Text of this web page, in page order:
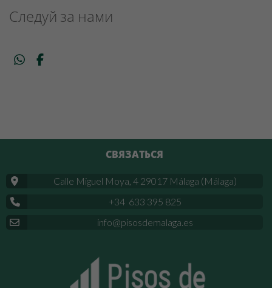
Следуй за нами
СВЯЗАТЬСЯ
Calle Miguel Moya, 4 29017 Málaga (Málaga)
+34 633 395 825
info@pisosdemalaga.es